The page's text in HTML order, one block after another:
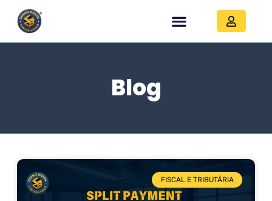
Blog
FISCAL E TRIBUTÁRIA